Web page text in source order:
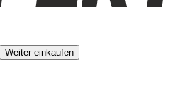
Weiter einkaufen